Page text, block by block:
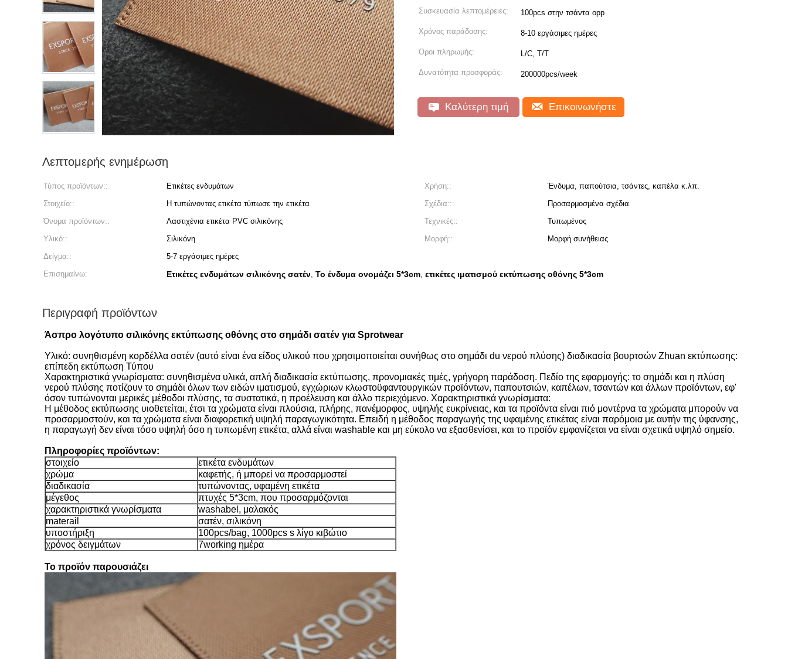
Συσκευασία λεπτομέρειες: 100pcs στην τσάντα opp
Χρόνος παράδοσης: 8-10 εργάσιμες ημέρες
Όροι πληρωμής: L/C, T/T
Δυνατότητα προσφοράς: 200000pcs/week
Καλύτερη τιμή Επικοινωνήστε
Λεπτομερής ενημέρωση
Τύπος προϊόντων:: Ετικέτες ενδυμάτων Χρήση::
Ένδυμα, παπούτσια, τσάντες, καπέλα κ.λπ.
Στοιχείο::
Η τυπώνοντας ετικέτα τύπωσε την ετικέτα Σχέδια::
Προσαρμοσμένα σχέδια
Όνομα προϊόντων::
Λαστιχένια ετικέτα PVC σιλικόνης Τεχνικές::
Τυπωμένος
Υλικό::
Σιλικόνη Μορφή::
Μορφή συνήθειας
Δείγμα::
5-7 εργάσιμες ημέρες
Επισημαίνω:
Ετικέτες ενδυμάτων σιλικόνης σατέν, Το ένδυμα ονομάζει 5*3cm, ετικέτες ιματισμού εκτύπωσης οθόνης 5*3cm
Περιγραφή προϊόντων
Άσπρο λογότυπο σιλικόνης εκτύπωσης οθόνης στο σημάδι σατέν για Sprotwear
Υλικό: συνηθισμένη κορδέλλα σατέν (αυτό είναι ένα είδος υλικού που χρησιμοποιείται συνήθως στο σημάδι du νερού πλύσης) διαδικασία βουρτσών Zhuan εκτύπωσης:
επίπεδη εκτύπωση Τύπου
Χαρακτηριστικά γνωρίσματα: συνηθισμένα υλικά, απλή διαδικασία εκτύπωσης, προνομιακές τιμές, γρήγορη παράδοση. Πεδίο της εφαρμογής: το σημάδι και η πλύση
νερού πλύσης ποτίζουν το σημάδι όλων των ειδών ιματισμού, εγχώριων κλωστοϋφαντουργικών προϊόντων, παπουτσιών, καπέλων, τσαντών και άλλων προϊόντων, εφ'
όσον τυπώνονται μερικές μέθοδοι πλύσης, τα συστατικά, η προέλευση και άλλο περιεχόμενο. Χαρακτηριστικά γνωρίσματα:
Η μέθοδος εκτύπωσης υιοθετείται, έτσι τα χρώματα είναι πλούσια, πλήρης, πανέμορφος, υψηλής ευκρίνειας, και τα προϊόντα είναι πιό μοντέρνα τα χρώματα μπορούν να
προσαρμοστούν, και τα χρώματα είναι διαφορετική υψηλή παραγωγικότητα. Επειδή η μέθοδος παραγωγής της υφαμένης ετικέτας είναι παρόμοια με αυτήν της ύφανσης,
η παραγωγή δεν είναι τόσο υψηλή όσο η τυπωμένη ετικέτα, αλλά είναι washable και μη εύκολο να εξασθενίσει, και το προϊόν εμφανίζεται να είναι σχετικά υψηλό σημείο.
Πληροφορίες προϊόντων:
στοιχείο
ετικέτα ενδυμάτων
χρώμα
καφετής, ή μπορεί να προσαρμοστεί
διαδικασία
τυπώνοντας, υφαμένη ετικέτα
μέγεθος
πτυχές 5*3cm, που προσαρμόζονται
χαρακτηριστικά γνωρίσματα
washabel, μαλακός
materail
σατέν, σιλικόνη
υποστήριξη
100pcs/bag, 1000pcs s λίγο κιβώτιο
χρόνος δειγμάτων
7working ημέρα
Το προϊόν παρουσιάζει